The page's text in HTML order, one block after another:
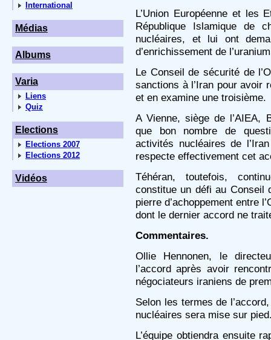
International
Médias
Albums
Varia
Liens
Quiz
Elections
Elections 2007
Elections 2012
Vidéos
L’Union Européenne et les
République Islamique de
nucléaires, et lui ont
d’enrichissement de
Le Conseil de sécurité de
sanctions à l’Iran pour avoir
et en examine une troisième.
A Vienne, siège de l’AIEA,
que bon nombre de
activités nucléaires de
respecte effectivement cet
Téhéran, toutefois,
constitue un défi au Conseil
pierre d’achoppement entre
dont le dernier accord ne
Commentaires.
Ollie Hennonen, le
l’accord après avoir
négociateurs iraniens de
Selon les termes de
nucléaires sera mise sur
L’équipe obtiendra ensuite